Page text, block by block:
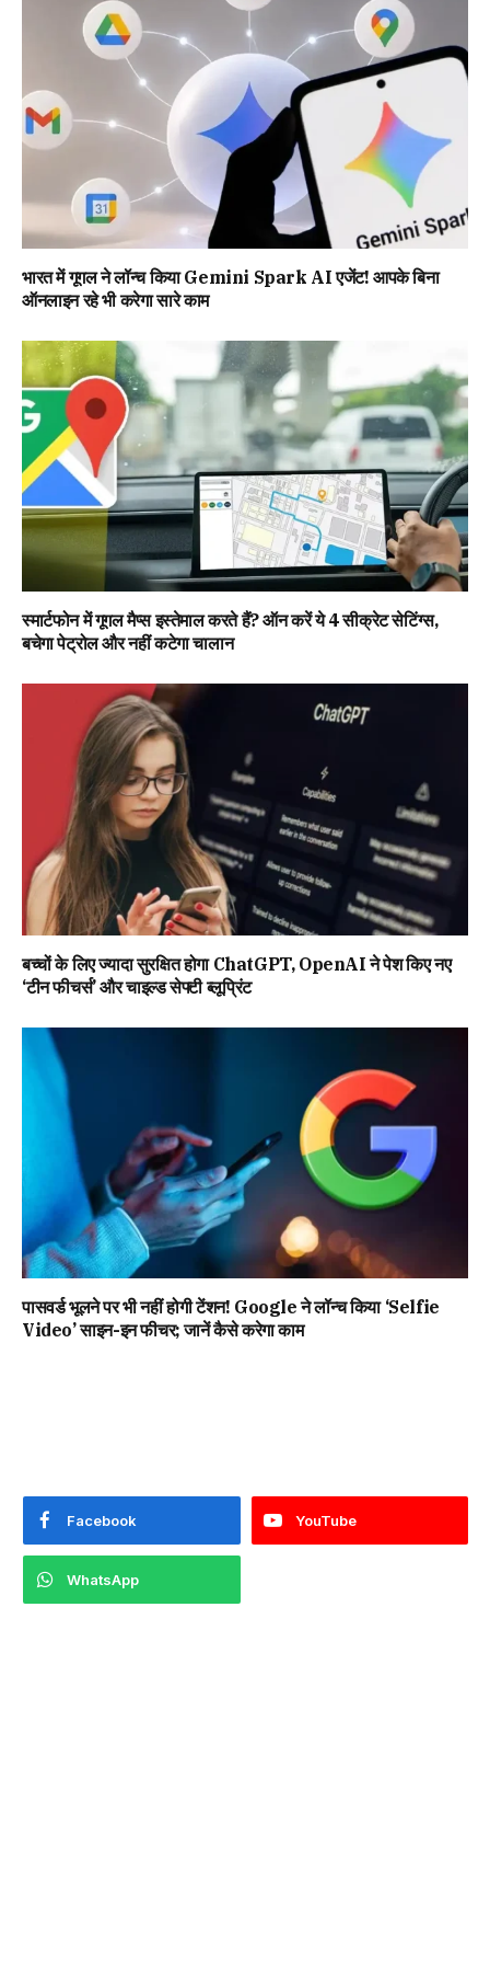
भारत में गूगल ने लॉन्च किया Gemini Spark AI एजेंट! आपके बिना
ऑनलाइन रहे भी करेगा सारे काम
स्मार्टफोन में गूगल मैप्स इस्तेमाल करते हैं? ऑन करें ये 4 सीक्रेट सेटिंग्स,
बचेगा पेट्रोल और नहीं कटेगा चालान
बच्चों के लिए ज्यादा सुरक्षित होगा ChatGPT, OpenAI ने पेश किए नए
‘टीन फीचर्स’ और चाइल्ड सेफ्टी ब्लूप्रिंट
पासवर्ड भूलने पर भी नहीं होगी टेंशन! Google ने लॉन्च किया ‘Selfie
Video’ साइन-इन फीचर; जानें कैसे करेगा काम
Facebook YouTube
WhatsApp